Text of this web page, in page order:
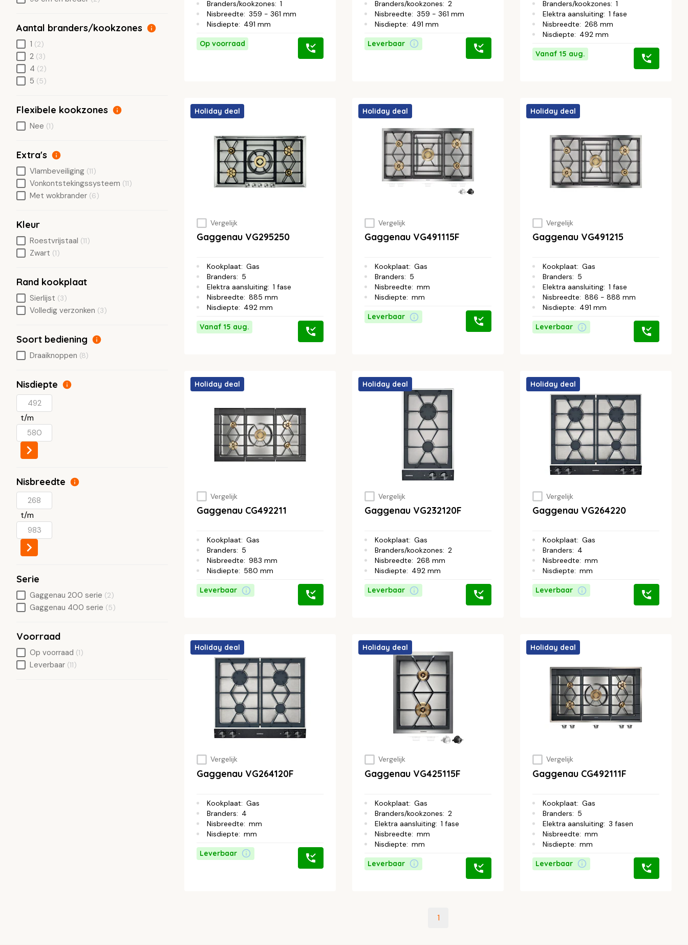
Branders/kookzones: 1
Nisbreedte: 359 - 361 mm
Nisdiepte: 491 mm
Op voorraad
Branders/kookzones: 2
Nisbreedte: 359 - 361 mm
Nisdiepte: 491 mm
Leverbaar
Branders/kookzones: 1
Elektra aansluiting: 1 fase
Nisbreedte: 268 mm
Nisdiepte: 492 mm
Vanaf 15 aug.
Holiday deal
Vergelijk
Gaggenau VG295250
Kookplaat: Gas
Branders: 5
Elektra aansluiting: 1 fase
Nisbreedte: 885 mm
Nisdiepte: 492 mm
Vanaf 15 aug.
Holiday deal
Vergelijk
Gaggenau VG491115F
Kookplaat: Gas
Branders: 5
Nisbreedte: mm
Nisdiepte: mm
Leverbaar
Holiday deal
Vergelijk
Gaggenau VG491215
Kookplaat: Gas
Branders: 5
Elektra aansluiting: 1 fase
Nisbreedte: 886 - 888 mm
Nisdiepte: 491 mm
Leverbaar
Holiday deal
Vergelijk
Gaggenau CG492211
Kookplaat: Gas
Branders: 5
Nisbreedte: 983 mm
Nisdiepte: 580 mm
Leverbaar
Holiday deal
Vergelijk
Gaggenau VG232120F
Kookplaat: Gas
Branders/kookzones: 2
Nisbreedte: 268 mm
Nisdiepte: 492 mm
Leverbaar
Holiday deal
Vergelijk
Gaggenau VG264220
Kookplaat: Gas
Branders: 4
Nisbreedte: mm
Nisdiepte: mm
Leverbaar
Holiday deal
Vergelijk
Gaggenau VG264120F
Kookplaat: Gas
Branders: 4
Nisbreedte: mm
Nisdiepte: mm
Leverbaar
Holiday deal
Vergelijk
Gaggenau VG425115F
Kookplaat: Gas
Branders/kookzones: 2
Elektra aansluiting: 1 fase
Nisbreedte: mm
Nisdiepte: mm
Leverbaar
Holiday deal
Vergelijk
Gaggenau CG492111F
Kookplaat: Gas
Branders: 5
Elektra aansluiting: 3 fasen
Nisbreedte: mm
Nisdiepte: mm
Leverbaar
1
Aantal branders/kookzones
1 (2)
2 (3)
4 (2)
5 (5)
Flexibele kookzones
Nee (1)
Extra's
Vlambeveiliging (11)
Vonkontstekingssysteem (11)
Met wokbrander (6)
Kleur
Roestvrijstaal (11)
Zwart (1)
Rand kookplaat
Sierlijst (3)
Volledig verzonken (3)
Soort bediening
Draaiknoppen (8)
Nisdiepte
t/m
Nisbreedte
t/m
Serie
Gaggenau 200 serie (2)
Gaggenau 400 serie (5)
Voorraad
Op voorraad (1)
Leverbaar (11)